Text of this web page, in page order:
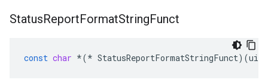
StatusReportFormatStringFunct
const char *(* StatusReportFormatStringFunct)(